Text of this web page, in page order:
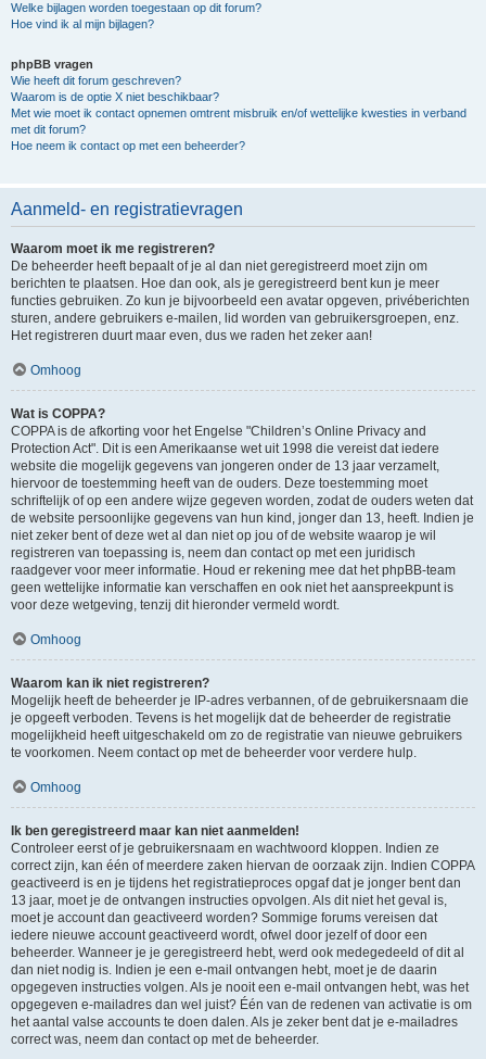
Welke bijlagen worden toegestaan op dit forum?
Hoe vind ik al mijn bijlagen?
phpBB vragen
Wie heeft dit forum geschreven?
Waarom is de optie X niet beschikbaar?
Met wie moet ik contact opnemen omtrent misbruik en/of wettelijke kwesties in verband
met dit forum?
Hoe neem ik contact op met een beheerder?
Aanmeld- en registratievragen
Waarom moet ik me registreren?
De beheerder heeft bepaalt of je al dan niet geregistreerd moet zijn om
berichten te plaatsen. Hoe dan ook, als je geregistreerd bent kun je meer
functies gebruiken. Zo kun je bijvoorbeeld een avatar opgeven, privéberichten
sturen, andere gebruikers e-mailen, lid worden van gebruikersgroepen, enz.
Het registreren duurt maar even, dus we raden het zeker aan!
Omhoog
Wat is COPPA?
COPPA is de afkorting voor het Engelse "Children’s Online Privacy and
Protection Act". Dit is een Amerikaanse wet uit 1998 die vereist dat iedere
website die mogelijk gegevens van jongeren onder de 13 jaar verzamelt,
hiervoor de toestemming heeft van de ouders. Deze toestemming moet
schriftelijk of op een andere wijze gegeven worden, zodat de ouders weten dat
de website persoonlijke gegevens van hun kind, jonger dan 13, heeft. Indien je
niet zeker bent of deze wet al dan niet op jou of de website waarop je wil
registreren van toepassing is, neem dan contact op met een juridisch
raadgever voor meer informatie. Houd er rekening mee dat het phpBB-team
geen wettelijke informatie kan verschaffen en ook niet het aanspreekpunt is
voor deze wetgeving, tenzij dit hieronder vermeld wordt.
Omhoog
Waarom kan ik niet registreren?
Mogelijk heeft de beheerder je IP-adres verbannen, of de gebruikersnaam die
je opgeeft verboden. Tevens is het mogelijk dat de beheerder de registratie
mogelijkheid heeft uitgeschakeld om zo de registratie van nieuwe gebruikers
te voorkomen. Neem contact op met de beheerder voor verdere hulp.
Omhoog
Ik ben geregistreerd maar kan niet aanmelden!
Controleer eerst of je gebruikersnaam en wachtwoord kloppen. Indien ze
correct zijn, kan één of meerdere zaken hiervan de oorzaak zijn. Indien COPPA
geactiveerd is en je tijdens het registratieproces opgaf dat je jonger bent dan
13 jaar, moet je de ontvangen instructies opvolgen. Als dit niet het geval is,
moet je account dan geactiveerd worden? Sommige forums vereisen dat
iedere nieuwe account geactiveerd wordt, ofwel door jezelf of door een
beheerder. Wanneer je je geregistreerd hebt, werd ook medegedeeld of dit al
dan niet nodig is. Indien je een e-mail ontvangen hebt, moet je de daarin
opgegeven instructies volgen. Als je nooit een e-mail ontvangen hebt, was het
opgegeven e-mailadres dan wel juist? Één van de redenen van activatie is om
het aantal valse accounts te doen dalen. Als je zeker bent dat je e-mailadres
correct was, neem dan contact op met de beheerder.